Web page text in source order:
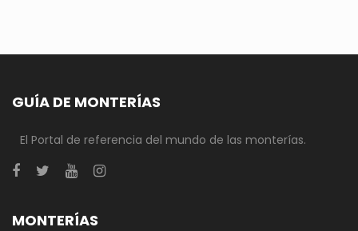
GUÍA DE MONTERÍAS
El Portal de referencia del mundo de las monterías.
MONTERÍAS